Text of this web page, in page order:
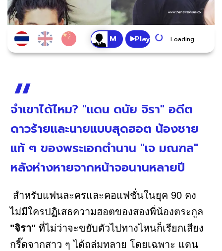
Play Loading...
จำเขาได้ไหม? "แดน ดนัย จิรา" อดีต
ดาวร้ายและนายแบบสุดฮอต น้องชาย
แท้ ๆ ของพระเอกตำนาน "เจ มณฑล"
หลังห่างหายจากหน้าจอนานหลายปี
สำหรับแฟนละครและคอแฟชั่นในยุค 90 คง
ไม่มีใครปฏิเสธความฮอตของสองพี่น้องตระกูล
"จิรา" ที่ไม่ว่าจะขยับตัวไปทางไหนก็เรียกเสียง
กรี๊ดจากสาว ๆ ได้ถล่มทลาย โดยเฉพาะ แดน